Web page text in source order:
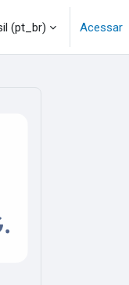
‎(pt_br)‎ Acessar